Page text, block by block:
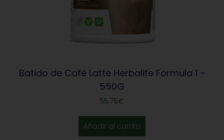
Batido de Café Latte Herbalife Formula 1 –
550G
55,75€
Añadir al carrito